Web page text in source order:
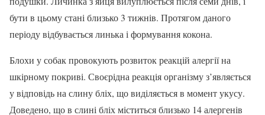
бути в цьому стані близько 3 тижнів. Протягом даного
періоду відбувається линька і формування кокона.
Блохи у собак провокують розвиток реакцій алергії на
шкірному покриві. Своєрідна реакція організму з’являється
у відповідь на слину бліх, що виділяється в момент укусу.
Доведено, що в слині бліх міститься близько 14 алергенів